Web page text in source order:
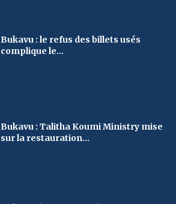
Bukavu : le refus des billets usés
complique le...
Bukavu : Talitha Koumi Ministry mise
sur la restauration...